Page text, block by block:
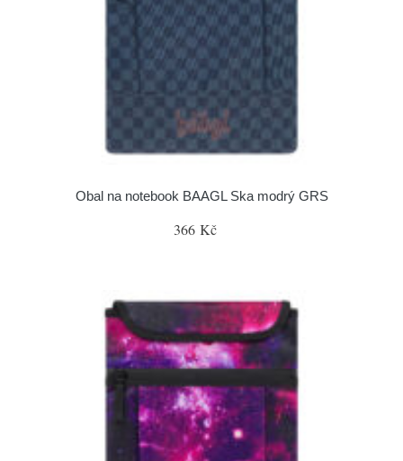
Obal na notebook BAAGL Ska modrý GRS
366 Kč